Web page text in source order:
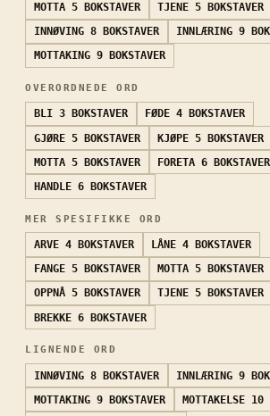
MOTTA 5 BOKSTAVER TJENE 5 BOKSTAVER
INNØVING 8 BOKSTAVER INNLÆRING 9
MOTTAKING 9 BOKSTAVER
OVERORDNEDE ORD
BLI 3 BOKSTAVER FØDE 4 BOKSTAVER
GJØRE 5 BOKSTAVER KJØPE 5 BOKSTAVER
MOTTA 5 BOKSTAVER FORETA 6 BOKSTAVER
HANDLE 6 BOKSTAVER
MER SPESIFIKKE ORD
ARVE 4 BOKSTAVER LÅNE 4 BOKSTAVER
FANGE 5 BOKSTAVER MOTTA 5 BOKSTAVER
OPPNÅ 5 BOKSTAVER TJENE 5 BOKSTAVER
BREKKE 6 BOKSTAVER
LIGNENDE ORD
INNØVING 8 BOKSTAVER INNLÆRING 9
MOTTAKING 9 BOKSTAVER MOTTAKELSE 10